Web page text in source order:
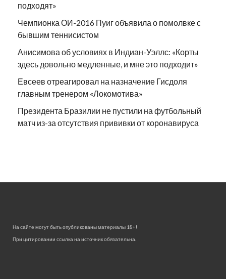
подходят»
Чемпионка ОИ-2016 Пуиг объявила о помолвке с
бывшим теннисистом
Анисимова об условиях в Индиан-Уэллс: «Корты
здесь довольно медленные, и мне это подходит»
Евсеев отреагировал на назначение Гисдоля
главным тренером «Локомотива»
Президента Бразилии не пустили на футбольный
матч из-за отсутствия прививки от коронавируса
На сайте могут быть опубликованы материалы 18+!
При цитировании ссылка на источник обязательна.